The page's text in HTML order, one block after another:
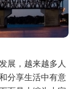
展，越来越多人
分享生活中有意